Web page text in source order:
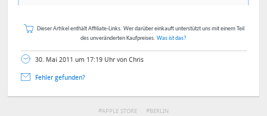
Dieser Artikel enthält Affiliate-Links. Wer darüber einkauft unterstützt uns mit einem Teil
des unveränderten Kaufpreises. Was ist das?
30. Mai 2011 um 17:19 Uhr von Chris
Fehler gefunden?
APPLE STORE BERLIN